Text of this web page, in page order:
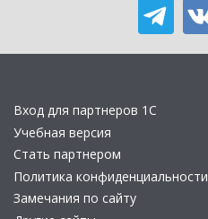
Вход для партнеров 1С
Учебная версия
Стать партнером
Политика конфиденциальности
Замечания по сайту